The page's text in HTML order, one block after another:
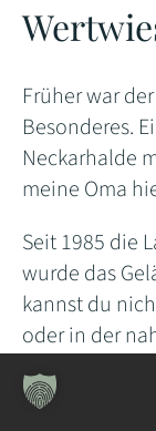
Früher war
Besonderes.
Neckarhalde
meine Oma
Seit 1985 die
wurde das
kannst du
oder in der
entspannen.